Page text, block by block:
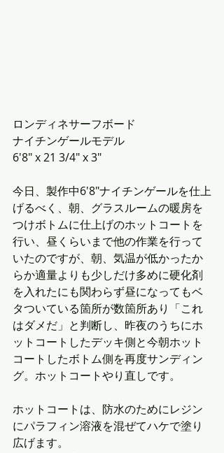
ロンディネサーフボード
ナイチンゲールモデル
6'8" x 21 3/4" x 3"
今日、製作中6'8"ナイチンゲールを仕上
げるべく、朝、グラスルームの暖房を
つけボトムに仕上げのホットコートを
行い、昼くらいまで他の作業を行って
いたのですが、朝、気温が低かったか
らか適量よりも少しだけ多めに硬化剤
を入れたにも関わらず昼になってもベ
タついている箇所が数箇所あり「これ
はダメだ」と判断し、昨夜のうちにホ
ットコートしたデッキ側と今朝ホット
コートしたボトム側を再度サンディン
グ。ホットコートやり直しです。
ホットコートは、防水のためにレジン
にパラフィン溶液を混ぜてハケで塗り
広げます。